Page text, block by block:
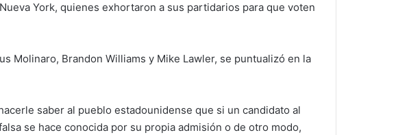
York, quienes exhortaron a sus partidarios para que voten
Molinaro, Brandon Williams y Mike Lawler, se puntualizó en la
saber al pueblo estadounidense que si un candidato al
se hace conocida por su propia admisión o de otro modo,